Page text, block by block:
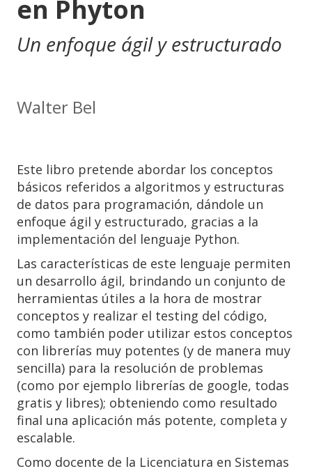
en Phyton
Un enfoque ágil y estructurado
Walter Bel
Este libro pretende abordar los conceptos
básicos referidos a algoritmos y estructuras
de datos para programación, dándole un
enfoque ágil y estructurado, gracias a la
implementación del lenguaje Python.
Las características de este lenguaje permiten
un desarrollo ágil, brindando un conjunto de
herramientas útiles a la hora de mostrar
conceptos y realizar el testing del código,
como también poder utilizar estos conceptos
con librerías muy potentes (y de manera muy
sencilla) para la resolución de problemas
(como por ejemplo librerías de google, todas
gratis y libres); obteniendo como resultado
final una aplicación más potente, completa y
escalable.
Como docente de la Licenciatura en Sistemas